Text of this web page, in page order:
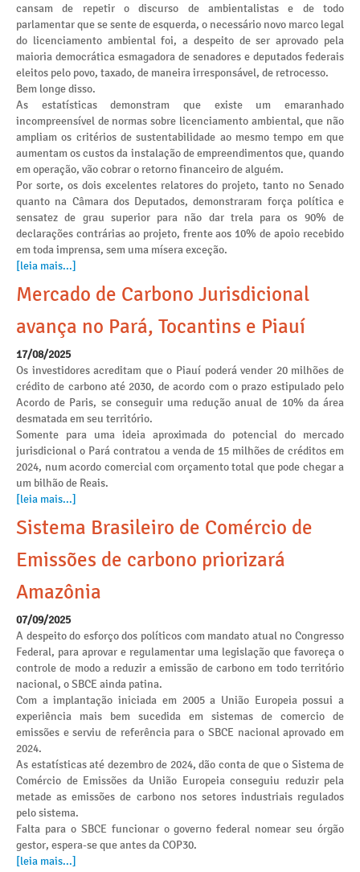
cansam de repetir o discurso de ambientalistas e de todo
parlamentar que se sente de esquerda, o necessário novo marco legal
do licenciamento ambiental foi, a despeito de ser aprovado pela
maioria democrática esmagadora de senadores e deputados federais
eleitos pelo povo, taxado, de maneira irresponsável, de retrocesso.
Bem longe disso.
As estatísticas demonstram que existe um emaranhado
incompreensível de normas sobre licenciamento ambiental, que não
ampliam os critérios de sustentabilidade ao mesmo tempo em que
aumentam os custos da instalação de empreendimentos que, quando
em operação, vão cobrar o retorno financeiro de alguém.
Por sorte, os dois excelentes relatores do projeto, tanto no Senado
quanto na Câmara dos Deputados, demonstraram força política e
sensatez de grau superior para não dar trela para os 90% de
declarações contrárias ao projeto, frente aos 10% de apoio recebido
em toda imprensa, sem uma mísera exceção.
[leia mais...]
Mercado de Carbono Jurisdicional
avança no Pará, Tocantins e Piauí
17/08/2025
Os investidores acreditam que o Piauí poderá vender 20 milhões de
crédito de carbono até 2030, de acordo com o prazo estipulado pelo
Acordo de Paris, se conseguir uma redução anual de 10% da área
desmatada em seu território.
Somente para uma ideia aproximada do potencial do mercado
jurisdicional o Pará contratou a venda de 15 milhões de créditos em
2024, num acordo comercial com orçamento total que pode chegar a
um bilhão de Reais.
[leia mais...]
Sistema Brasileiro de Comércio de
Emissões de carbono priorizará
Amazônia
07/09/2025
A despeito do esforço dos políticos com mandato atual no Congresso
Federal, para aprovar e regulamentar uma legislação que favoreça o
controle de modo a reduzir a emissão de carbono em todo território
nacional, o SBCE ainda patina.
Com a implantação iniciada em 2005 a União Europeia possui a
experiência mais bem sucedida em sistemas de comercio de
emissões e serviu de referência para o SBCE nacional aprovado em
2024.
As estatísticas até dezembro de 2024, dão conta de que o Sistema de
Comércio de Emissões da União Europeia conseguiu reduzir pela
metade as emissões de carbono nos setores industriais regulados
pelo sistema.
Falta para o SBCE funcionar o governo federal nomear seu órgão
gestor, espera-se que antes da COP30.
[leia mais...]